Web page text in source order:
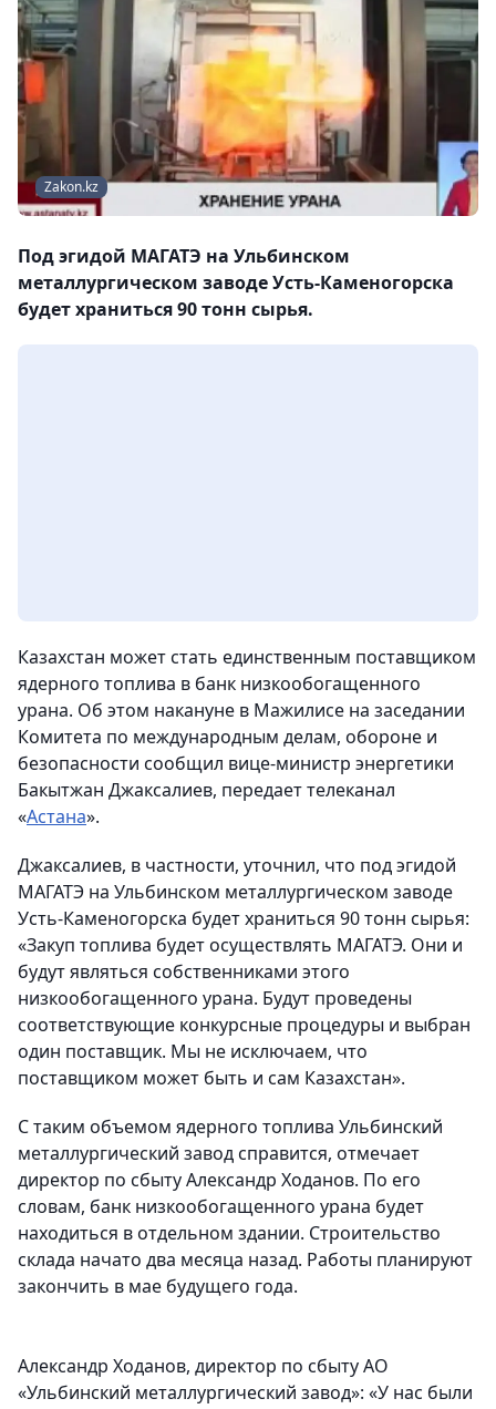
Zakon.kz
Под эгидой МАГАТЭ на Ульбинском
металлургическом заводе Усть-Каменогорска
будет храниться 90 тонн сырья.
Казахстан может стать единственным поставщиком
ядерного топлива в банк низкообогащенного
урана. Об этом накануне в Мажилисе на заседании
Комитета по международным делам, обороне и
безопасности сообщил вице-министр энергетики
Бакытжан Джаксалиев, передает телеканал
«Астана».
Джаксалиев, в частности, уточнил, что под эгидой
МАГАТЭ на Ульбинском металлургическом заводе
Усть-Каменогорска будет храниться 90 тонн сырья:
«Закуп топлива будет осуществлять МАГАТЭ. Они и
будут являться собственниками этого
низкообогащенного урана. Будут проведены
соответствующие конкурсные процедуры и выбран
один поставщик. Мы не исключаем, что
поставщиком может быть и сам Казахстан».
С таким объемом ядерного топлива Ульбинский
металлургический завод справится, отмечает
директор по сбыту Александр Ходанов. По его
словам, банк низкообогащенного урана будет
находиться в отдельном здании. Строительство
склада начато два месяца назад. Работы планируют
закончить в мае будущего года.
Александр Ходанов, директор по сбыту АО
«Ульбинский металлургический завод»: «У нас были